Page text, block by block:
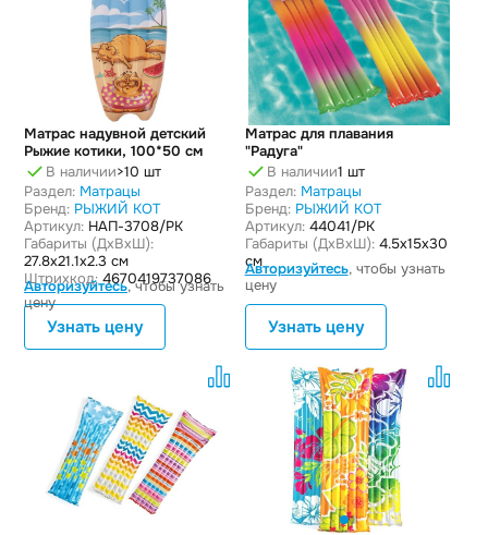
Матрас надувной детский
Рыжие котики, 100*50 см
В наличии>10 шт
Раздел: Матрацы
Бренд: РЫЖИЙ КОТ
Артикул: НАП-3708/РК
Габариты (ДxВxШ):
27.8x21.1x2.3 см
Штрихкод: 4670419737086
Авторизуйтесь, чтобы узнать
цену
Узнать цену
Матрас для плавания
"Радуга"
В наличии1 шт
Раздел: Матрацы
Бренд: РЫЖИЙ КОТ
Артикул:44041/РК
Габариты (ДxВxШ):4.5x15x30
см
Авторизуйтесь, чтобы узнать
цену
Узнать цену